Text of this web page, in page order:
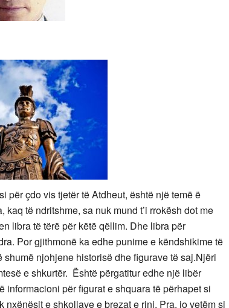
për çdo vis tjetër të Atdheut, është një temë ë
të ndritshme, sa nuk mund t’i rrokësh dot me
libra të tërë për këtë qëllim. Dhe libra për
Por gjithmonë ka edhe punime e këndshikime të
njohjene historisë dhe figurave të saj.Njëri
e shkurtër. Është përgatitur edhe një libër
për figurat e shquara të përhapet si
e shkollave e brezat e rinj. Pra, jo vetëm si